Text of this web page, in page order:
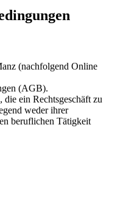
(nachfolgend Online
(AGB).
die ein Rechtsgeschäft zu
weder ihrer
beruflichen Tätigkeit